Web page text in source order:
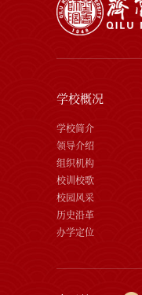
学校概况
学校简介
领导介绍
组织机构
校训校歌
校园风采
历史沿革
办学定位